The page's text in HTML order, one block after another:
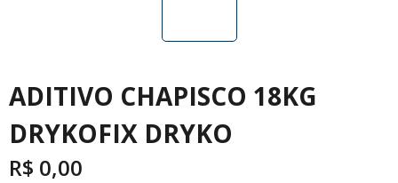
ADITIVO CHAPISCO 18KG
DRYKOFIX DRYKO
R$ 0,00